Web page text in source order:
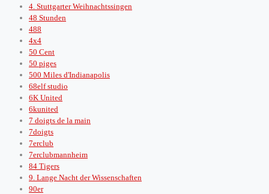
4. Stuttgarter Weihnachtssingen
48 Stunden
488
4x4
50 Cent
50 piges
500 Miles d'Indianapolis
68elf studio
6K United
6kunited
7 doigts de la main
7doigts
7erclub
7erclubmannheim
84 Tigers
9. Lange Nacht der Wissenschaften
90er